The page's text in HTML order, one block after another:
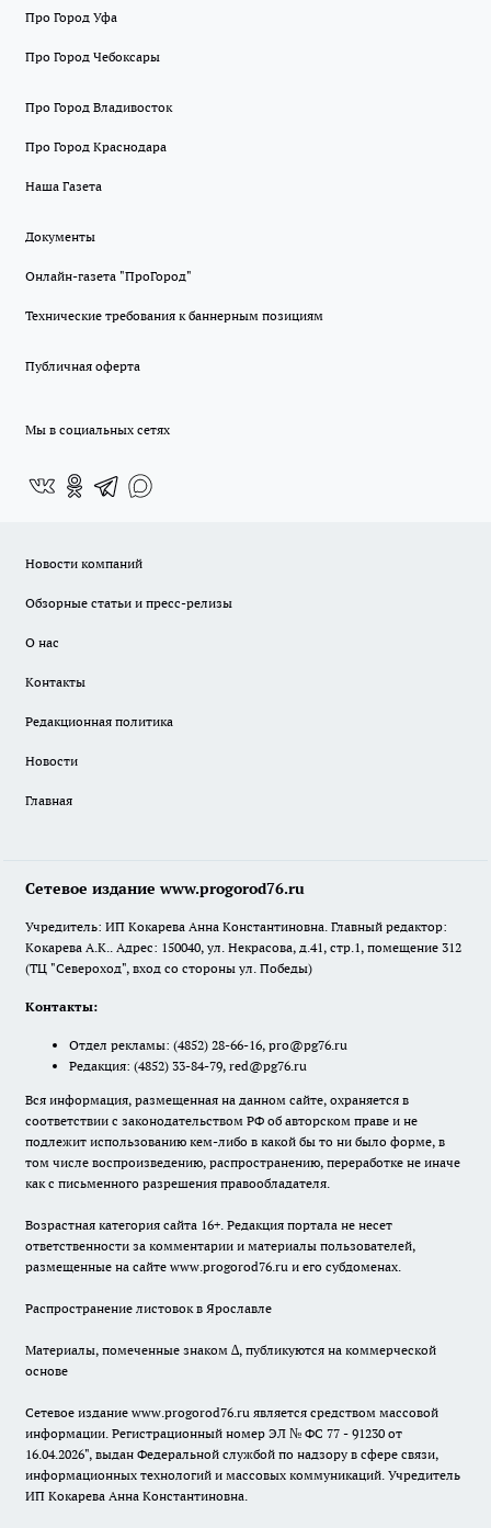
Про Город Уфа
Про Город Чебоксары
Про Город Владивосток
Про Город Краснодара
Наша Газета
Документы
Онлайн-газета "ПроГород"
Технические требования к баннерным позициям
Публичная оферта
Мы в социальных сетях
Новости компаний
Обзорные статьи и пресс-релизы
О нас
Контакты
Редакционная политика
Новости
Главная
Сетевое издание www.progorod76.ru
Учредитель: ИП Кокарева Анна Константиновна. Главный редактор:
Кокарева А.К.. Адрес: 150040, ул. Некрасова, д.41, стр.1, помещение 312
(ТЦ "Североход", вход со стороны ул. Победы)
Контакты:
Отдел рекламы: (4852) 28-66-16, pro@pg76.ru
Редакция: (4852) 33-84-79, red@pg76.ru
Вся информация, размещенная на данном сайте, охраняется в
соответствии с законодательством РФ об авторском праве и не
подлежит использованию кем-либо в какой бы то ни было форме, в
том числе воспроизведению, распространению, переработке не иначе
как с письменного разрешения правообладателя.
Возрастная категория сайта 16+. Редакция портала не несет
ответственности за комментарии и материалы пользователей,
размещенные на сайте www.progorod76.ru и его субдоменах.
Распространение листовок в Ярославле
Материалы, помеченные знаком ∆, публикуются на коммерческой
основе
Сетевое издание www.progorod76.ru является средством массовой
информации. Регистрационный номер ЭЛ № ФС 77 - 91230 от
16.04.2026", выдан Федеральной службой по надзору в сфере связи,
информационных технологий и массовых коммуникаций. Учредитель
ИП Кокарева Анна Константиновна.